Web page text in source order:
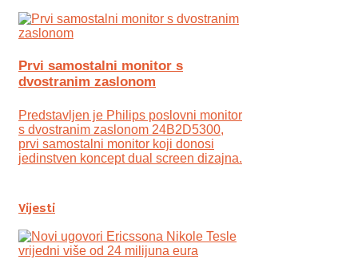
Prvi samostalni monitor s
dvostranim zaslonom
Predstavljen je Philips poslovni monitor
s dvostranim zaslonom 24B2D5300,
prvi samostalni monitor koji donosi
jedinstven koncept dual screen dizajna.
Vijesti